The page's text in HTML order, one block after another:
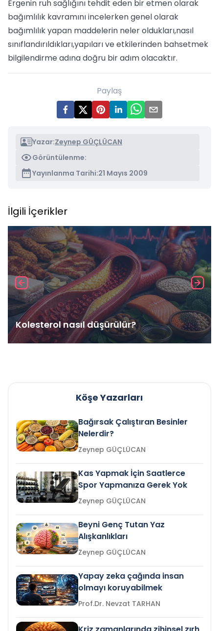
Ergenin ruh sağlığını tehdit eden bir etmen olarak
bağımlılık kavramını incelerken genel olarak
bağımlılık yapan maddelerin neler oldukları,nasıl
sınıflandırıldıkları,yapıları ve etkilerinden bahsetmek
bilgilendirme adına doğru bir adım olacaktır.
Paylaş
Yazar:Zeynep GÜÇLÜCAN
Görüntülenme:
Yayınlanma Tarihi:21 Mayıs 2009
İlgili İçerikler
Kolesterol nasıl düşürülür?
Köşe Yazarları
Bağırsak Çalıştıran Besinler
Nelerdir?
Zeynep GÜÇLÜCAN
Kas Yapmak İçin Saatlerce
Spor Yapmanıza Gerek Yok
Zeynep GÜÇLÜCAN
Beyni Genç Tutan Yaz
Alışkanlıkları
Zeynep GÜÇLÜCAN
Yapay zeka çağında insan
olmayı koruyabilmek
Prof.Dr. Nevzat TARHAN